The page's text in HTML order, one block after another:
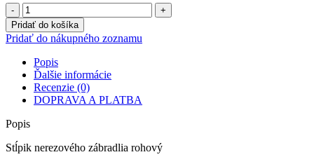
množstvo
Nerezový
stĺpik
kruhový
5
výplne
rohový
Pridať do košíka
Pridať do nákupného zoznamu
Popis
Ďalšie informácie
Recenzie (0)
DOPRAVA A PLATBA
Popis
Stĺpik nerezového zábradlia rohový